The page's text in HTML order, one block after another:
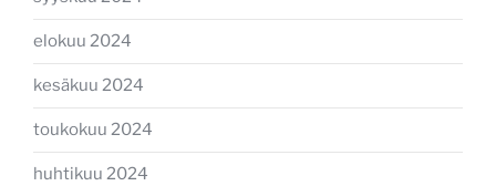
elokuu 2024
kesäkuu 2024
toukokuu 2024
huhtikuu 2024